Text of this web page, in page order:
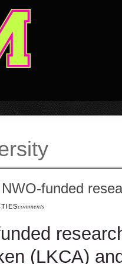
funded
comments
(LKCA)